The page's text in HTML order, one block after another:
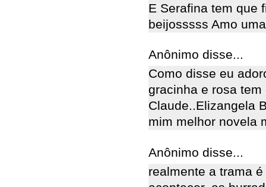
E Serafina tem que
beijosssss Amo
Anônimo disse...
Como disse eu
gracinha e rosa
Claude..Elizangela
mim melhor novela
Anônimo disse...
realmente a trama